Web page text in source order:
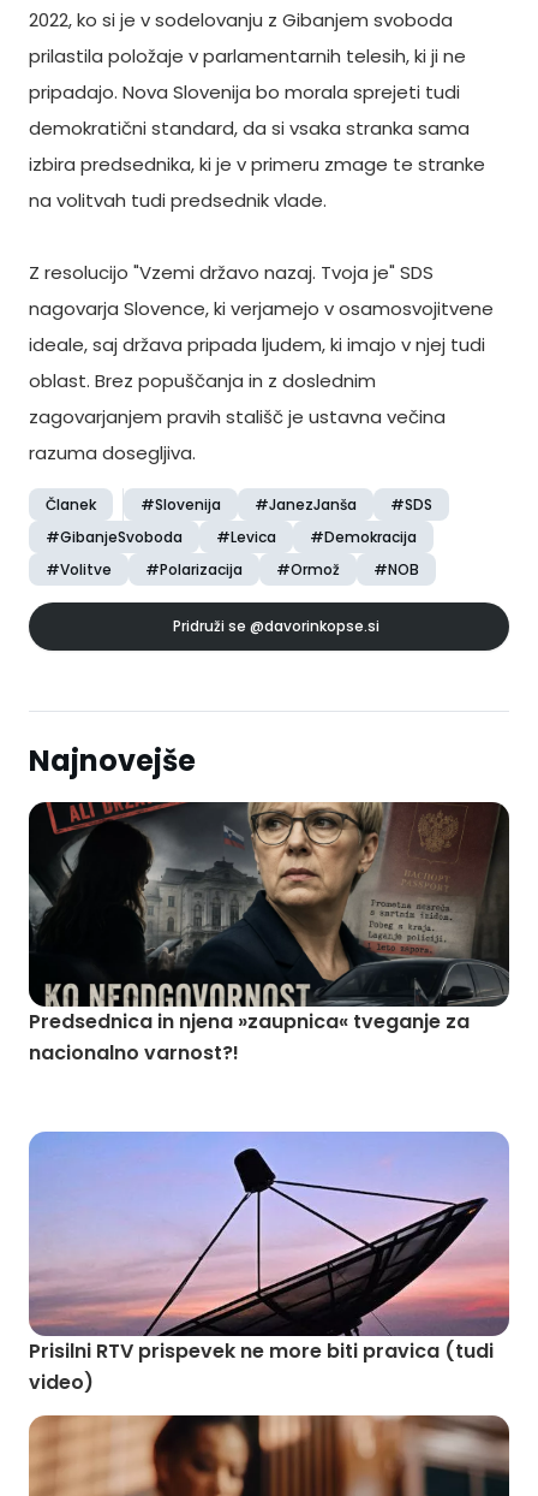
2022, ko si je v sodelovanju z Gibanjem svoboda
prilastila položaje v parlamentarnih telesih, ki ji ne
pripadajo. Nova Slovenija bo morala sprejeti tudi
demokratični standard, da si vsaka stranka sama
izbira predsednika, ki je v primeru zmage te stranke
na volitvah tudi predsednik vlade.
Z resolucijo "Vzemi državo nazaj. Tvoja je" SDS
nagovarja Slovence, ki verjamejo v osamosvojitvene
ideale, saj država pripada ljudem, ki imajo v njej tudi
oblast. Brez popuščanja in z doslednim
zagovarjanjem pravih stališč je ustavna večina
razuma dosegljiva.
Članek #Slovenija #JanezJanša
#SDS
#GibanjeSvoboda
#Levica
#Demokracija
#Volitve
#Polarizacija #Ormož #NOB
Pridruži se @davorinkopse.si
Najnovejše
Predsednica in njena »zaupnica« tveganje za
nacionalno varnost?!
Prisilni RTV prispevek ne more biti pravica (tudi
video)